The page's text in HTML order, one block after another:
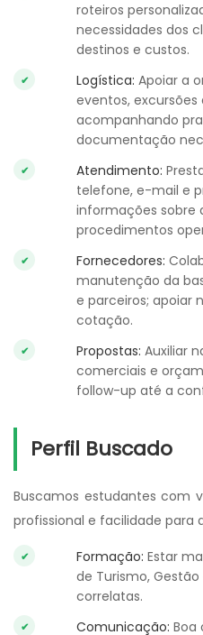
roteiros
necessidades dos
destinos e custos.
Logística: Apoiar a
eventos,
acompanhando
documentação
Atendimento:
telefone, e-mail e
informações sobre
procedimentos
Fornecedores:
manutenção da
e parceiros; apoiar
cotação.
Propostas: Auxiliar
comerciais e
follow-up até a
Perfil Buscado
Buscamos estudantes com
profissional e facilidade
Formação: Estar
de Turismo,
correlatas.
Comunicação: Boa